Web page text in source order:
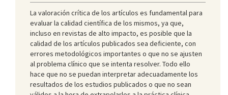
La valoración crítica de los artículos es fundamental para
evaluar la calidad científica de los mismos, ya que,
incluso en revistas de alto impacto, es posible que la
calidad de los artículos publicados sea deficiente, con
errores metodológicos importantes o que no se ajusten
al problema clínico que se intenta resolver. Todo ello
hace que no se puedan interpretar adecuadamente los
resultados de los estudios publicados o que no sean